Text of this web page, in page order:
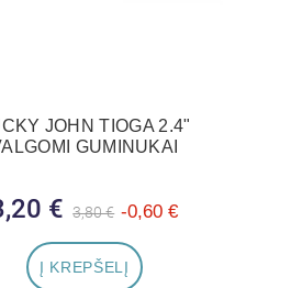
JOHN TIOGA 2.4"
GUMINUKAI
Bazinė kaina
3,80 € -0,60 €
€
Į KREPŠELĮ